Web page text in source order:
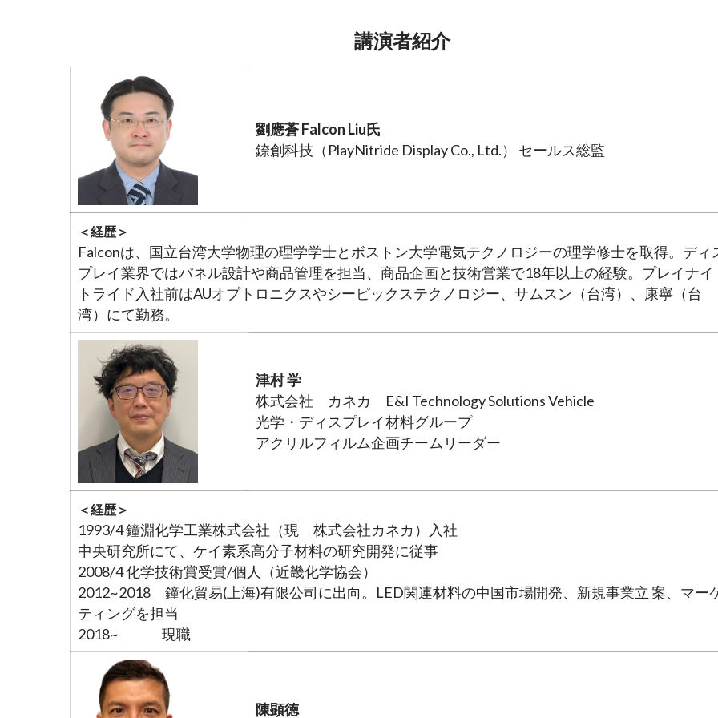
講演者紹介
劉應蒼 Falcon Liu氏
錼創科技（PlayNitride Display Co., Ltd.） セールス総監
＜経歴＞
Falconは、国立台湾大学物理の理学学士とボストン大学電気テクノロジーの理学修士を取得。ディ
プレイ業界ではパネル設計や商品管理を担当、商品企画と技術営業で18年以上の経験。プレイナイ
トライド入社前はAUオプトロニクスやシーピックステクノロジー、サムスン（台湾）、康寧（台
湾）にて勤務。
津村 学
株式会社 カネカ E&I Technology Solutions Vehicle
光学・ディスプレイ材料グループ
アクリルフィルム企画チームリーダー
＜経歴＞
1993/4 鐘淵化学工業株式会社（現 株式会社カネカ）入社
中央研究所にて、ケイ素系高分子材料の研究開発に従事
2008/4 化学技術賞受賞/個人（近畿化学協会）
2012~2018 鐘化貿易(上海)有限公司に出向。LED関連材料の中国市場開発、新規事業立 案、マー
ティングを担当
2018~ 現職
陳顕徳